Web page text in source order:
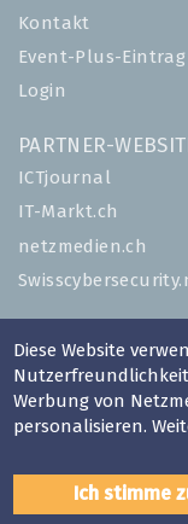
Kontakt
Event-Plus-Eintrag
Login
PARTNER-
ICTjournal
IT-Markt.ch
netzmedien.ch
Impressum
AGB
Diese Website
Werbung von
personalisieren.
Ich stimme